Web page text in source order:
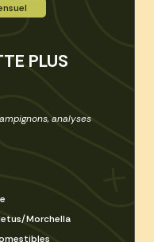
PLUS
analyses
Morchella